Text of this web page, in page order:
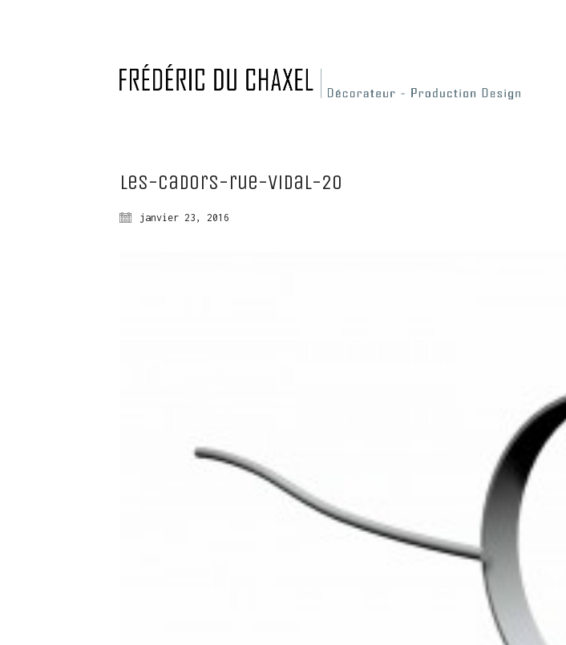
Les-Cadors-rue-Vidal-20
janvier 23, 2016